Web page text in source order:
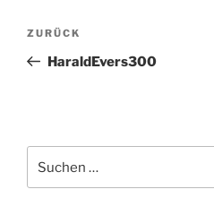
Beitragsnavigation
Vorheriger
Beitrag
ZURÜCK
HaraldEvers300
nach: